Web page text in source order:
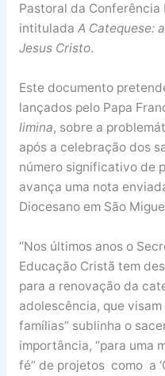
Pastoral da Conferência
intitulada A Catequese:
Jesus Cristo.
Este documento
lançados pelo Papa
limina, sobre a
após a celebração dos
número significativo de
avança uma nota
Diocesano em São
“Nos últimos anos o
Educação Cristã tem
para a renovação da
adolescência, que
famílias” sublinha o
importância, “para uma
fé” de projetos como a